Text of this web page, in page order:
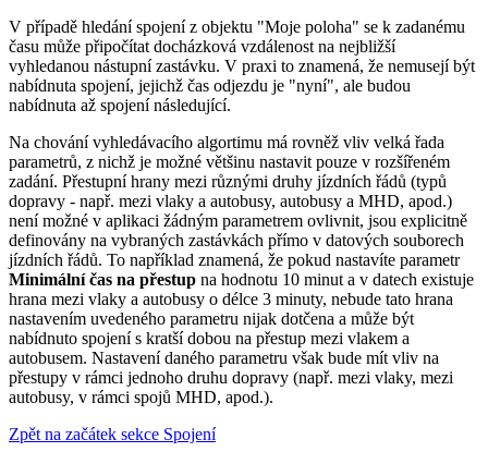
V případě hledání spojení z objektu "Moje poloha" se k zadanému
času může připočítat docházková vzdálenost na nejbližší
vyhledanou nástupní zastávku. V praxi to znamená, že nemusejí být
nabídnuta spojení, jejichž čas odjezdu je "nyní", ale budou
nabídnuta až spojení následující.
Na chování vyhledávacího algortimu má rovněž vliv velká řada
parametrů, z nichž je možné většinu nastavit pouze v rozšířeném
zadání. Přestupní hrany mezi různými druhy jízdních řádů (typů
dopravy - např. mezi vlaky a autobusy, autobusy a MHD, apod.)
není možné v aplikaci žádným parametrem ovlivnit, jsou explicitně
definovány na vybraných zastávkách přímo v datových souborech
jízdních řádů. To například znamená, že pokud nastavíte parametr
Minimální čas na přestup na hodnotu 10 minut a v datech existuje
hrana mezi vlaky a autobusy o délce 3 minuty, nebude tato hrana
nastavením uvedeného parametru nijak dotčena a může být
nabídnuto spojení s kratší dobou na přestup mezi vlakem a
autobusem. Nastavení daného parametru však bude mít vliv na
přestupy v rámci jednoho druhu dopravy (např. mezi vlaky, mezi
autobusy, v rámci spojů MHD, apod.).
Zpět na začátek sekce Spojení